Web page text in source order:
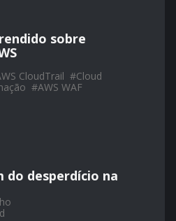
sobre
CloudTrail #Cloud
#AWS WAF
do desperdício na